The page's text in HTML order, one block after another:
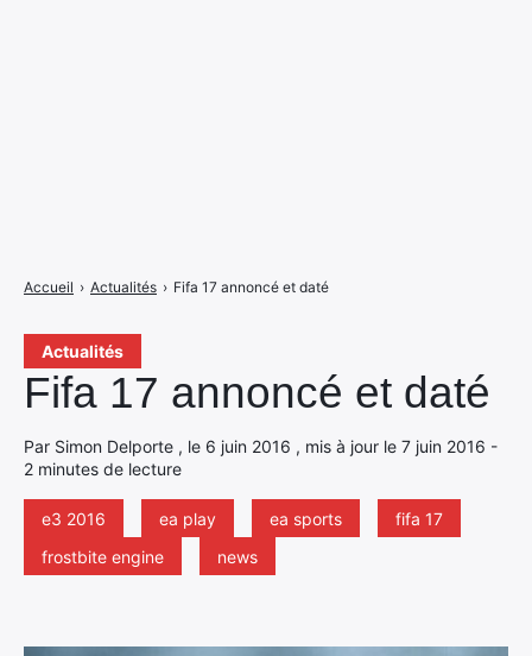
Actualités
Fifa 17 annoncé et daté
Par Simon Delporte , le 6 juin 2016 , mis à jour le 7 juin 2016 -
2 minutes de lecture
e3 2016 ea play ea sports
fifa 17
frostbite engine
news
Accueil › Actualités › Fifa 17 annoncé et daté